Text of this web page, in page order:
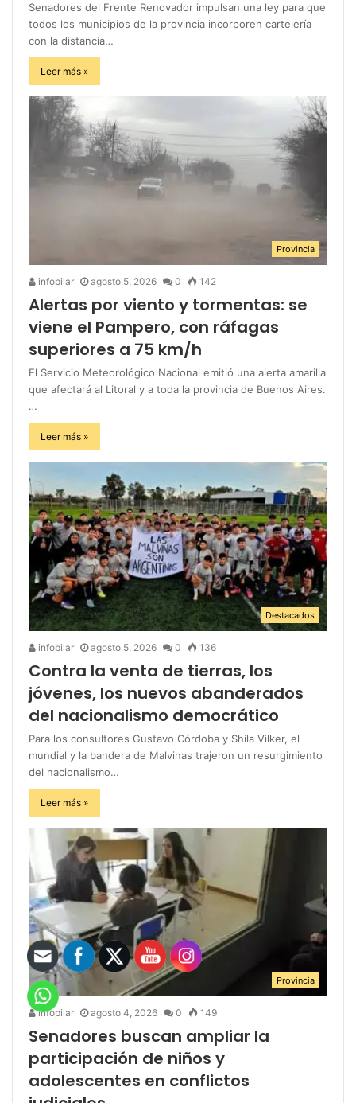
Senadores del Frente Renovador impulsan una ley para que
todos los municipios de la provincia incorporen cartelería
con la distancia…
Leer más »
Provincia
infopilar agosto 5, 2026 0 142
Alertas por viento y tormentas: se
viene el Pampero, con ráfagas
superiores a 75 km/h
El Servicio Meteorológico Nacional emitió una alerta amarilla
que afectará al Litoral y a toda la provincia de Buenos Aires.
…
Leer más »
Destacados
infopilar agosto 5, 2026 0 136
Contra la venta de tierras, los
jóvenes, los nuevos abanderados
del nacionalismo democrático
Para los consultores Gustavo Córdoba y Shila Vilker, el
mundial y la bandera de Malvinas trajeron un resurgimiento
del nacionalismo…
Leer más »
Provincia
infopilar agosto 4, 2026 0 149
Senadores buscan ampliar la
participación de niños y
adolescentes en conflictos